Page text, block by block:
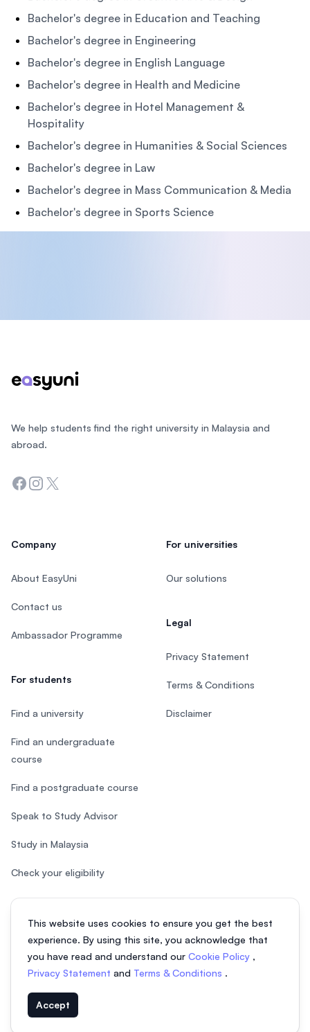
Bachelor's degree in Education and Teaching
Bachelor's degree in Engineering
Bachelor's degree in English Language
Bachelor's degree in Health and Medicine
Bachelor's degree in Hotel Management &
Hospitality
Bachelor's degree in Humanities & Social Sciences
Bachelor's degree in Law
Bachelor's degree in Mass Communication & Media
Bachelor's degree in Sports Science
This website uses cookies to ensure you get the best
experience. By using this site, you acknowledge that
you have read and understand our Cookie Policy ,
Privacy Statement and Terms & Conditions .
Accept
We help students find the right university in Malaysia and
abroad.
Facebook
Instagram
Twitter
Company
About EasyUni
Contact us
Ambassador Programme
For students
Find a university
Find an undergraduate
course
Find a postgraduate course
Speak to Study Advisor
Study in Malaysia
Check your eligibility
For universities
Our solutions
Legal
Privacy Statement
Terms & Conditions
Disclaimer
© 2026 EasyUni Sdn Bhd, company registration number 200801016907
(818200-P). All rights reserved.
Vietnamese